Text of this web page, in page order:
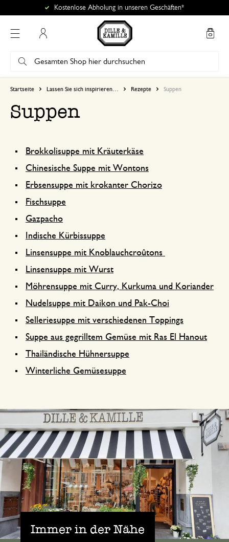
Kostenlose Abholung in unseren Geschäften*
Startseite Lassen Sie sich inspirieren… Rezepte Suppen
Suppen
Brokkolisuppe mit Kräuterkäse
Chinesische Suppe mit Wontons
Erbsensuppe mit krokanter Chorizo
Fischsuppe
Gazpacho
Indische Kürbissuppe
Linsensuppe mit Knoblauchcroûtons
Linsensuppe mit Wurst
Möhrensuppe mit Curry, Kurkuma und Koriander
Nudelsuppe mit Daikon und Pak-Choi
Selleriesuppe mit verschiedenen Toppings
Suppe aus gegrilltem Gemüse mit Ras El Hanout
Thailändische Hühnersuppe
Winterliche Gemüsesuppe
Immer in der Nähe